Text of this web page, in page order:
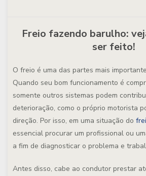
Freio fazendo barulho:
ser feito!
O freio é uma das partes mais
Quando seu bom funcionamento é
somente outros sistemas podem
deterioração, como o próprio motorista
direção. Por isso, em uma situação do
essencial procurar um profissional ou
a fim de diagnosticar o problema e
Antes disso, cabe ao condutor prestar